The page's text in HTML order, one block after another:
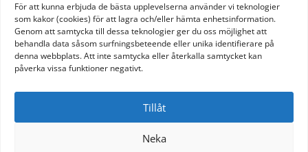
För att kunna erbjuda de bästa upplevelserna använder vi teknologier
som kakor (cookies) för att lagra och/eller hämta enhetsinformation.
Genom att samtycka till dessa teknologier ger du oss möjlighet att
behandla data såsom surfningsbeteende eller unika identifierare på
denna webbplats. Att inte samtycka eller återkalla samtycket kan
påverka vissa funktioner negativt.
Tillåt
Neka